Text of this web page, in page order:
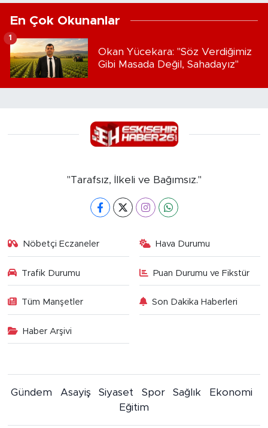
En Çok Okunanlar
Okan Yücekara: "Söz Verdiğimiz
Gibi Masada Değil, Sahadayız"
1
"Tarafsız, İlkeli ve Bağımsız."
Nöbetçi Eczaneler Hava Durumu
Trafik Durumu Puan Durumu ve Fikstür
Tüm Manşetler Son Dakika Haberleri
Haber Arşivi
Gündem Asayiş Siyaset Spor Sağlık
Ekonomi
Eğitim